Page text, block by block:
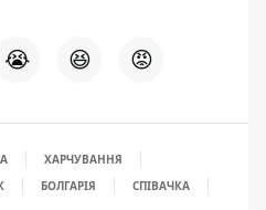
😭 😆 😡
ХАРЧУВАННЯ
БОЛГАРІЯ
СПІВАЧКА